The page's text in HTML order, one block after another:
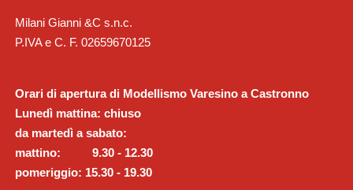
Milani Gianni &C s.n.c.
P.IVA e C. F. 02659670125
Orari di apertura di Modellismo Varesino a Castronno
Lunedì mattina: chiuso
da martedì a sabato:
mattino: 9.30 - 12.30
pomeriggio: 15.30 - 19.30